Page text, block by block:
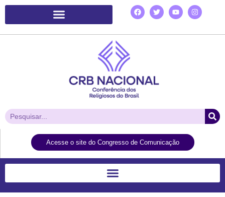
Acesse o site do Congresso de Comunicação